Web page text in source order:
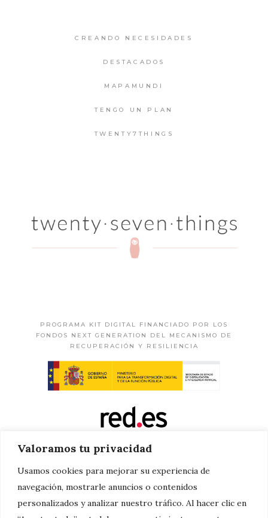
Valoramos tu privacidad
Usamos cookies para mejorar su experiencia de
navegación, mostrarle anuncios o contenidos
personalizados y analizar nuestro tráfico. Al hacer clic en
CREANDO NECESIDADES
DESTACADOS
MAPAMUNDI
TENGO UN PLAN
TWENTY7THINGS
PROGRAMA KIT DIGITAL FINANCIADO POR LOS
FONDOS NEXT GENERATION DEL MECANISMO DE
RECUPERACIÓN Y RESILIENCIA